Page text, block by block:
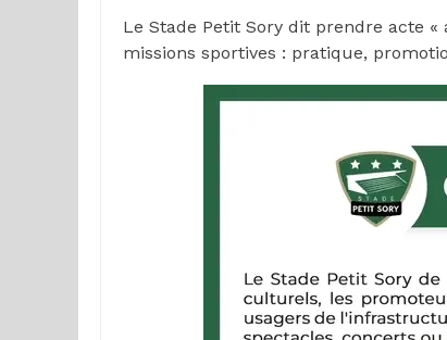
Le Stade Petit Sory dit prendre acte
missions sportives : pratique,